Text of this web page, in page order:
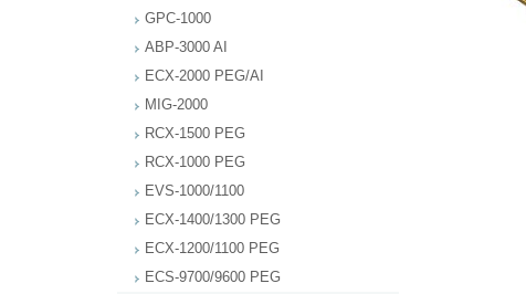
GPC-1000
ABP-3000 AI
ECX-2000 PEG/AI
MIG-2000
RCX-1500 PEG
RCX-1000 PEG
EVS-1000/1100
ECX-1400/1300 PEG
ECX-1200/1100 PEG
ECS-9700/9600 PEG